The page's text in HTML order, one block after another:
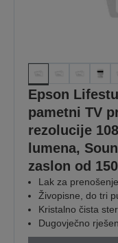
Epson
pametni TV
rezolucije
lumena,
zaslon od
Lak za
Živopisne, do tri
Kristalno čista
Dugovječno